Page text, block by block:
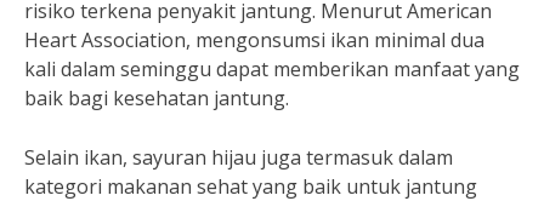
risiko terkena penyakit jantung. Menurut American
Heart Association, mengonsumsi ikan minimal dua
kali dalam seminggu dapat memberikan manfaat yang
baik bagi kesehatan jantung.
Selain ikan, sayuran hijau juga termasuk dalam
kategori makanan sehat yang baik untuk jantung